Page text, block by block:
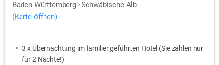
Baden-Württemberg Schwäbische Alb
(Karte öffnen)
3 x Übernachtung im familiengeführten Hotel (Sie zahlen nur
für 2 Nächte!)